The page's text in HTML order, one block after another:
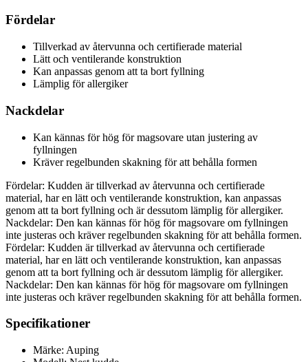
Fördelar
Tillverkad av återvunna och certifierade material
Lätt och ventilerande konstruktion
Kan anpassas genom att ta bort fyllning
Lämplig för allergiker
Nackdelar
Kan kännas för hög för magsovare utan justering av
fyllningen
Kräver regelbunden skakning för att behålla formen
Fördelar: Kudden är tillverkad av återvunna och certifierade
material, har en lätt och ventilerande konstruktion, kan anpassas
genom att ta bort fyllning och är dessutom lämplig för allergiker.
Nackdelar: Den kan kännas för hög för magsovare om fyllningen
inte justeras och kräver regelbunden skakning för att behålla formen.
Fördelar: Kudden är tillverkad av återvunna och certifierade
material, har en lätt och ventilerande konstruktion, kan anpassas
genom att ta bort fyllning och är dessutom lämplig för allergiker.
Nackdelar: Den kan kännas för hög för magsovare om fyllningen
inte justeras och kräver regelbunden skakning för att behålla formen.
Specifikationer
Märke: Auping